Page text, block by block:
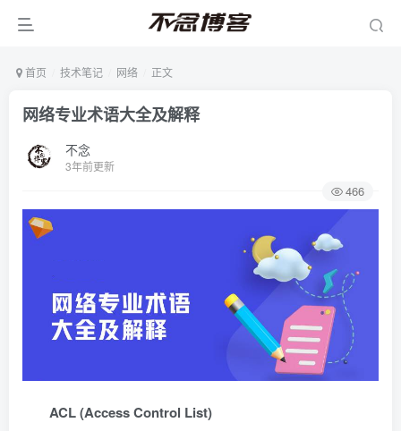
首页 技术笔记 网络 正文
网络专业术语大全及解释
不念
3年前更新
466
ACL (Access Control List)